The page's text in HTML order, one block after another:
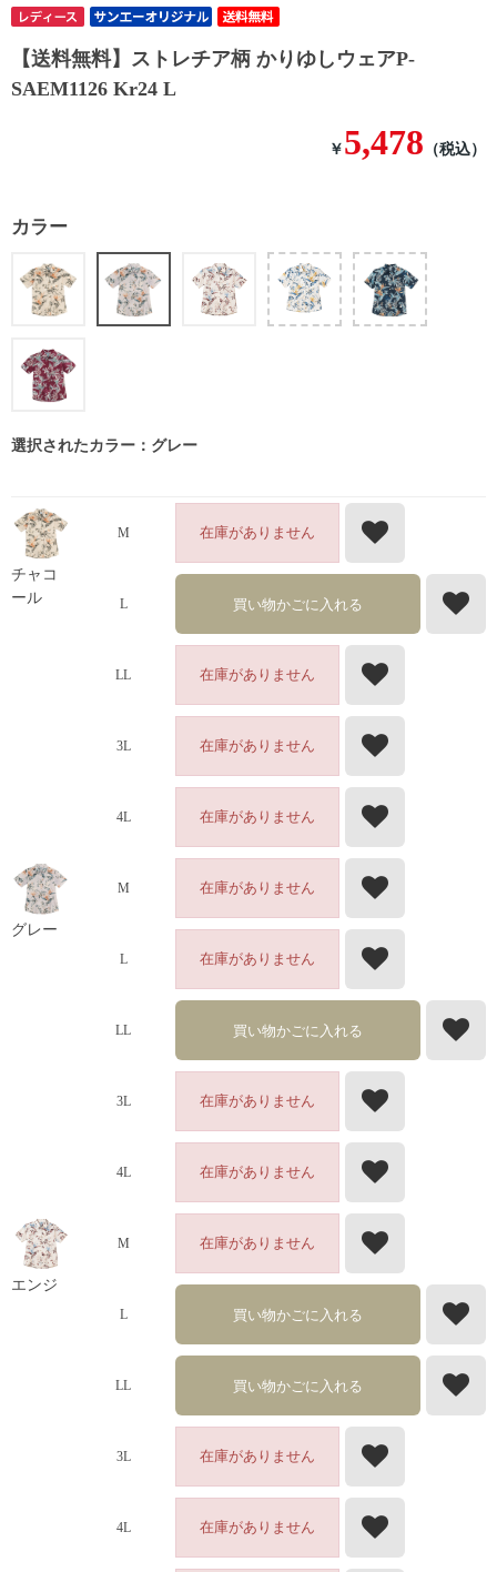
【送料無料】ストレチア柄 かりゆしウェアP-
SAEM1126 Kr24 L
￥ 5,478 （税込）
カラー
選択されたカラー：グレー
チャコ
ール
M 在庫がありません
L 買い物かごに入れる
LL 在庫がありません
3L 在庫がありません
4L 在庫がありません
グレー
M 在庫がありません
L 在庫がありません
LL 買い物かごに入れる
3L 在庫がありません
4L 在庫がありません
エンジ
M 在庫がありません
L 買い物かごに入れる
LL 買い物かごに入れる
3L 在庫がありません
4L 在庫がありません